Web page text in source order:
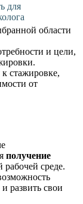
для
области
и цели,
стажировке,
от
получение
рабочей среде.
развить свои